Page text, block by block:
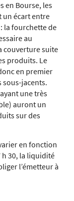
en Bourse, les
un écart entre
la fourchette de
au
couverture suite
produits. Le
en premier
sous-jacents.
une très
auront un
sur des
en fonction
h 30, la liquidité
l’émetteur à